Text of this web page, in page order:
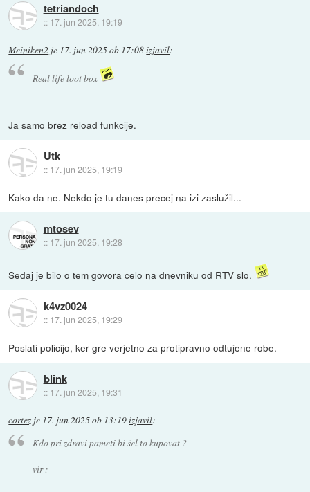
tetriandoch
:: 17. jun 2025, 19:19
Meiniken2 je 17. jun 2025 ob 17:08izjavil:
Real life loot box
Ja samo brez reload funkcije.
Utk
:: 17. jun 2025, 19:19
Kako da ne. Nekdo je tu danes precej na izi zaslužil...
mtosev
:: 17. jun 2025, 19:28
Sedaj je bilo o tem govora celo na dnevniku od RTV slo.
k4vz0024
:: 17. jun 2025, 19:29
Poslati policijo, ker gre verjetno za protipravno odtujene robe.
blink
:: 17. jun 2025, 19:31
cortez je 17. jun 2025 ob 13:19izjavil:
Kdo pri zdravi pameti bi šel to kupovat ?
vir :